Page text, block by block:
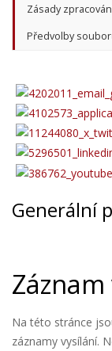
Zásady
Předvolby
Generální
Na této stránce
záznamy vysílání.